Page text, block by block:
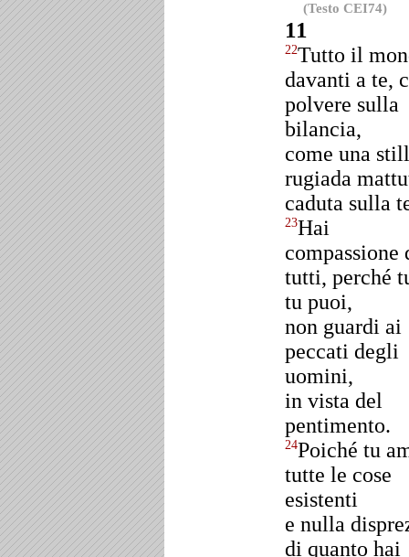
(Testo CEI74)
11
22Tutto il
davanti a te,
polvere sulla
bilancia,
come una
rugiada
caduta sulla
23Hai
compassione
tutti, perché
tu puoi,
non guardi ai
peccati degli
uomini,
in vista del
pentimento.
24Poiché tu
tutte le cose
esistenti
e nulla
di quanto hai